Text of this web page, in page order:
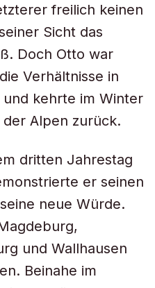
freilich keinen
Sicht das
Doch Otto war
Verhältnisse in
kehrte im Winter
Alpen zurück.
dritten Jahrestag
er seinen
neue Würde.
und Wallhausen
Beinahe im